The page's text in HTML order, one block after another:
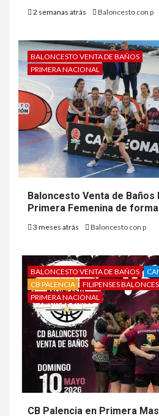
2 semanas atrás Baloncesto con p
BALONCESTO VENTA DE BAÑOS
PRIMERA NACIONAL
Baloncesto Venta de
Primera Femenina de
3 meses atrás Baloncesto con p
BALONCESTO VENTA DE BAÑOS
CB PALENCIA
FILIPENSES
PRIMERA NACIONAL
CB Palencia en Primera